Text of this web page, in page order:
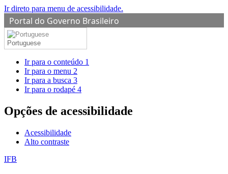
Ir direto para menu de acessibilidade.
Portal do Governo Brasileiro
Portuguese
Ir para o conteúdo 1
Ir para o menu 2
Ir para a busca 3
Ir para o rodapé 4
Opções de acessibilidade
Acessibilidade
Alto contraste
IFB